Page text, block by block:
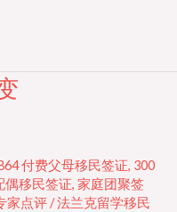
付费父母移民签证, 300
偶移民签证, 家庭团聚签
家点评/法兰克留学移民